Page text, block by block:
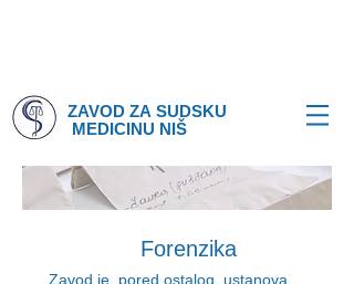
ZAVOD ZA SUDSKU
MEDICINU NIŠ
Forenzika
Zavod je, pored ostalog, ustanova